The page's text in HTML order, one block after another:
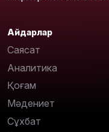
Айдарлар
Саясат
Аналитика
Қоғам
Мәдениет
Сұхбат